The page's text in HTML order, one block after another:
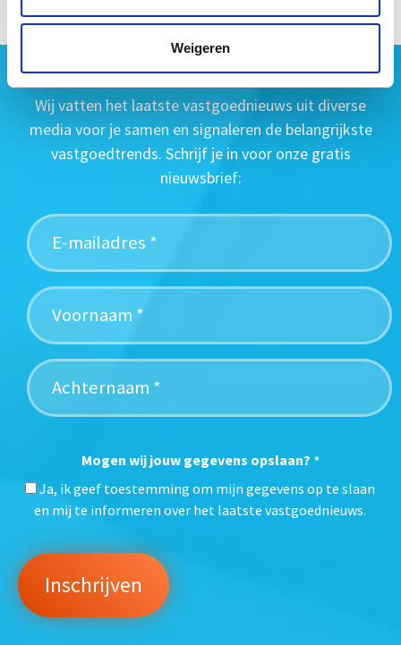
Weigeren
Geen vastgoednieuws missen?
Wij vatten het laatste vastgoednieuws uit diverse
media voor je samen en signaleren de belangrijkste
vastgoedtrends. Schrijf je in voor onze gratis
nieuwsbrief:
Mogen wij jouw gegevens opslaan? *
Ja, ik geef toestemming om mijn gegevens op te slaan
en mij te informeren over het laatste vastgoednieuws.